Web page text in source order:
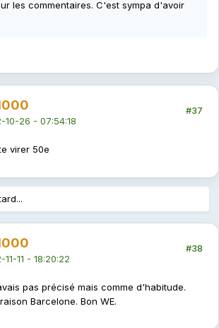
les commentaires. C'est sympa d'avoir
10-26 - 07:54:18
#37
virer 50e
11-11 - 18:20:22
#38
pas précisé mais comme d'habitude.
Barcelone. Bon WE.